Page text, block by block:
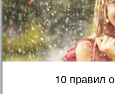
10 правил